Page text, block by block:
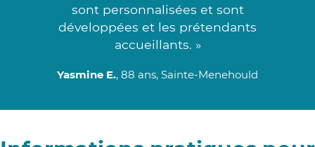
sont personnalisées et sont
développées et les prétendants
accueillants. »
Yasmine E., 88 ans, Sainte-Menehould